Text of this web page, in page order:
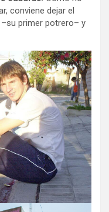
conviene dejar el
primer potrero– y